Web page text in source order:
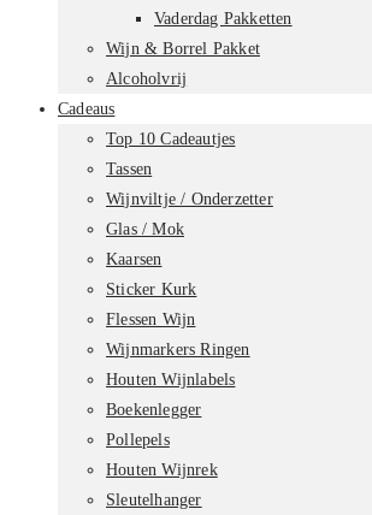
Vaderdag Pakketten
Wijn & Borrel Pakket
Alcoholvrij
Cadeaus
Top 10 Cadeautjes
Tassen
Wijnviltje / Onderzetter
Glas / Mok
Kaarsen
Sticker Kurk
Flessen Wijn
Wijnmarkers Ringen
Houten Wijnlabels
Boekenlegger
Pollepels
Houten Wijnrek
Sleutelhanger